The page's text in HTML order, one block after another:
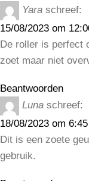
Yara schreef:
15/08/2023 om
De roller is perfect
zoet maar niet
Beantwoorden
Luna schreef:
18/08/2023 om
Dit is een zoete
gebruik.